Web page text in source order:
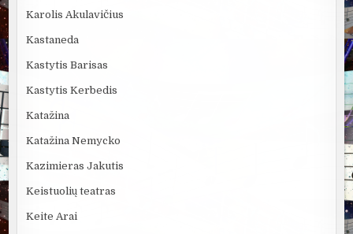
Karolis Akulavičius
Kastaneda
Kastytis Barisas
Kastytis Kerbedis
Katažina
Katažina Nemycko
Kazimieras Jakutis
Keistuolių teatras
Keite Arai